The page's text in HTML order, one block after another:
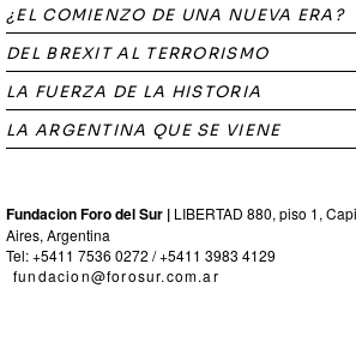
¿EL COMIENZO DE UNA NUEVA ERA?
DEL BREXIT AL TERRORISMO
LA FUERZA DE LA HISTORIA
LA ARGENTINA QUE SE VIENE
Fundacion Foro del Sur | LIBERTAD 880, piso 1,
Aires, Argentina
Tel: +5411 7536 0272 / +5411 3983 4129
fundacion@forosur.com.ar